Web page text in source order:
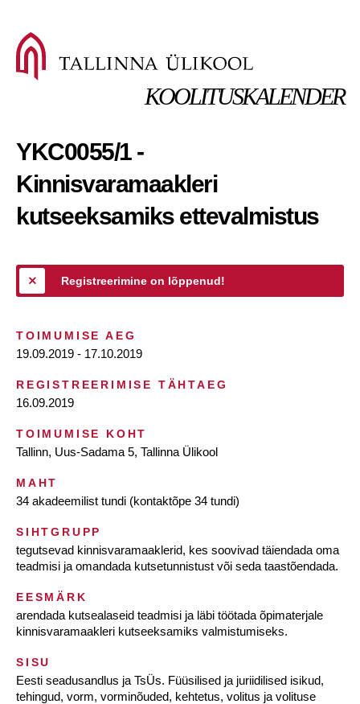
KOOLITUSKALENDER
YKC0055/1 -
Kinnisvaramaakleri
kutseeksamiks ettevalmistus
Registreerimine on lõppenud!
TOIMUMISE AEG
19.09.2019 - 17.10.2019
REGISTREERIMISE TÄHTAEG
16.09.2019
TOIMUMISE KOHT
Tallinn, Uus-Sadama 5, Tallinna Ülikool
MAHT
34 akadeemilist tundi (kontaktõpe 34 tundi)
SIHTGRUPP
tegutsevad kinnisvaramaaklerid, kes soovivad täiendada oma
teadmisi ja omandada kutsetunnistust või seda taastõendada.
EESMÄRK
arendada kutsealaseid teadmisi ja läbi töötada õpimaterjale
kinnisvaramaakleri kutseeksamiks valmistumiseks.
SISU
Eesti seadusandlus ja TsÜs. Füüsilised ja juriidilised isikud,
tehingud, vorm, vorminõuded, kehtetus, volitus ja volituse